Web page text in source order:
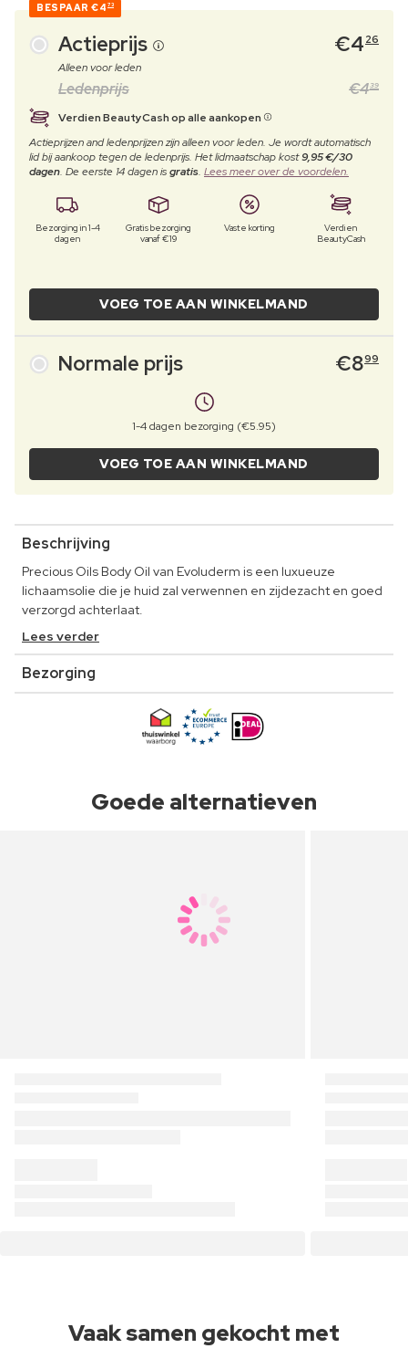
BESPAAR €4 73
Actieprijs €4 26
Alleen voor leden
Ledenprijs €439
Verdien BeautyCash op alle aankopen
Actieprijzen and ledenprijzen zijn alleen voor leden. Je wordt automatisch
lid bij aankoop tegen de ledenprijs. Het lidmaatschap kost9,95 €/30
dagen. De eerste 14 dagen isgratis. Lees meer over de voordelen.
Bezorging in 1-4
dagen
Gratis bezorging
vanaf €19
Vaste korting
Verdien
BeautyCash
VOEG TOE AAN WINKELMAND
Normale prijs €899
1-4 dagen bezorging (€5.95)
VOEG TOE AAN WINKELMAND
Beschrijving
Precious Oils Body Oil van Evoluderm is een luxueuze
lichaamsolie die je huid zal verwennen en zijdezacht en goed
verzorgd achterlaat.
Lees verder
Bezorging
Goede alternatieven
Vaak samen gekocht met